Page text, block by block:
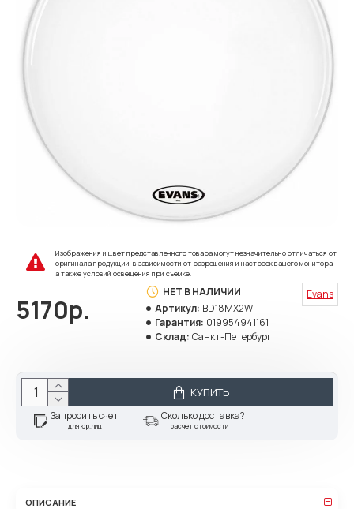
Изображения и цвет представленного товара могут незначительно отличаться от
оригинала продукции, в зависимости от разрешения и настроек вашего монитора,
а также условий освещения при съемке.
5170р.
НЕТ В НАЛИЧИИ
Артикул: BD18MX2W
Гарантия: 019954941161
Склад: Санкт-Петербург
Evans
КУПИТЬ
Запросить счет
для юр.лиц
Сколько доставка?
расчет стоимости
ОПИСАНИЕ